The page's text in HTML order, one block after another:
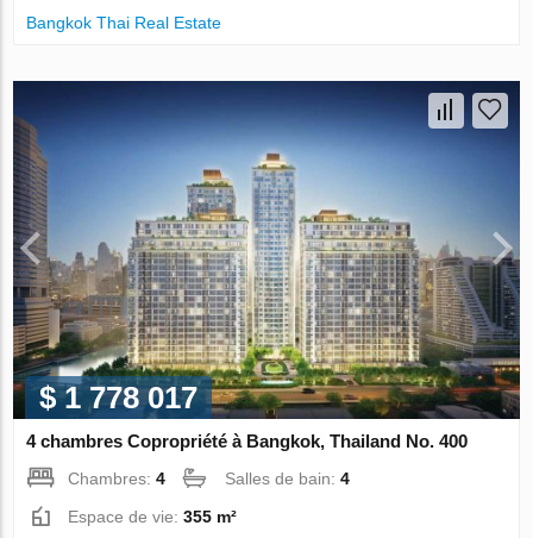
Bangkok Thai Real Estate
$ 1 778 017
4 chambres Copropriété à Bangkok, Thailand No. 400
Chambres:4 Salles de bain:4
Espace de vie:355 m²